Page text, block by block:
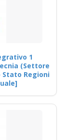
1
(Settore
Stato Regioni